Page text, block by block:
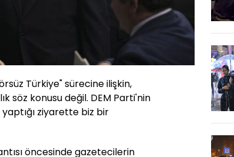
Türkiye" sürecine ilişkin,
söz konusu değil. DEM Parti'nin
ziyarette biz bir
öncesinde gazetecilerin